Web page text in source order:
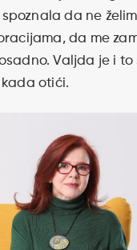
spoznala da ne
da me
Valjda je i to
otići.